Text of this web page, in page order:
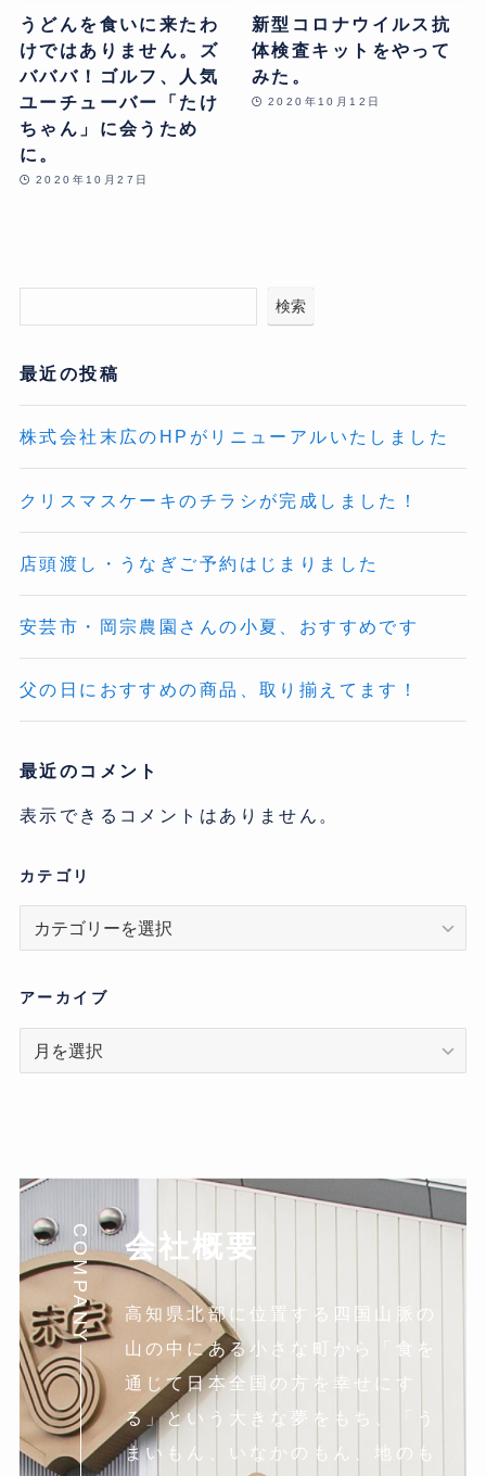
うどんを食いに来たわ
けではありません。ズ
バババ！ゴルフ、人気
ユーチューバー「たけ
ちゃん」に会うため
に。
2020年10月27日
新型コロナウイルス抗
体検査キットをやって
みた。
2020年10月12日
検索
最近の投稿
株式会社末広のHPがリニューアルいたしました
クリスマスケーキのチラシが完成しました！
店頭渡し・うなぎご予約はじまりました
安芸市・岡宗農園さんの小夏、おすすめです
父の日におすすめの商品、取り揃えてます！
最近のコメント
表示できるコメントはありません。
カテゴリ
リ
アーカイブ
ア
COMPANY 会社概要
高知県北部に位置する四国山脈の
山の中にある小さな町から「食を
通じて日本全国の方を幸せにす
る」という大きな夢をもち、「う
まいもん、いなかのもん、地のも